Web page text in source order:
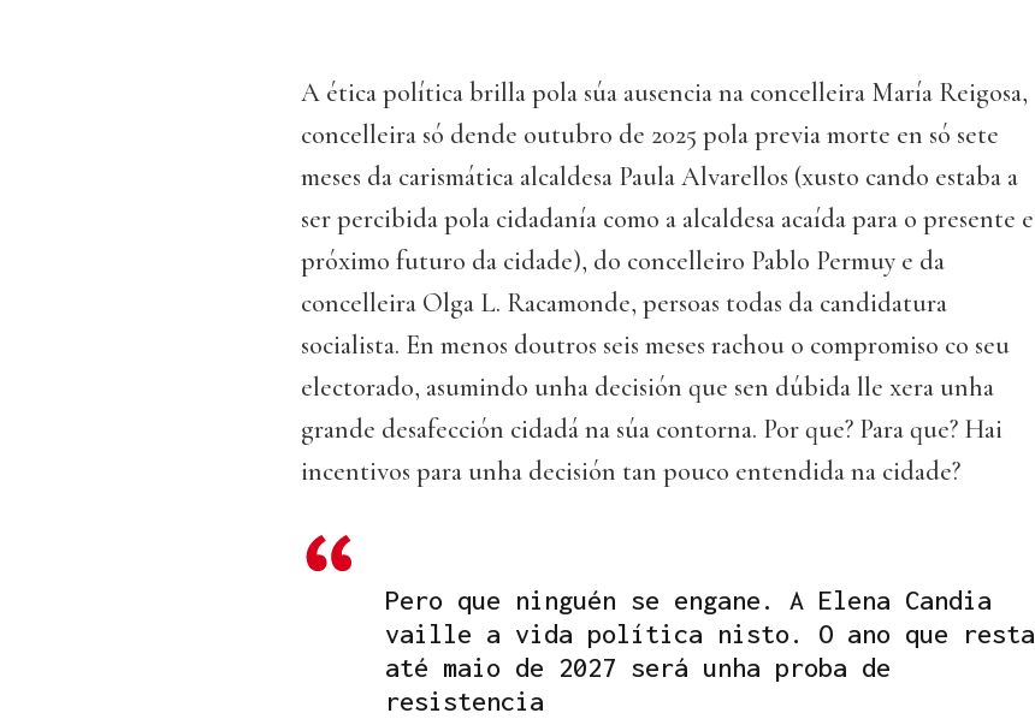
A ética política brilla pola súa ausencia na concelleira María Reigosa,
concelleira só dende outubro de 2025 pola previa morte en só sete
meses da carismática alcaldesa Paula Alvarellos (xusto cando estaba a
ser percibida pola cidadanía como a alcaldesa acaída para o presente e
próximo futuro da cidade), do concelleiro Pablo Permuy e da
concelleira Olga L. Racamonde, persoas todas da candidatura
socialista. En menos doutros seis meses rachou o compromiso co seu
electorado, asumindo unha decisión que sen dúbida lle xera unha
grande desafección cidadá na súa contorna. Por que? Para que? Hai
incentivos para unha decisión tan pouco entendida na cidade?
Pero que ninguén se engane. A Elena Candia
vaille a vida política nisto. O ano que resta
até maio de 2027 será unha proba de
resistencia